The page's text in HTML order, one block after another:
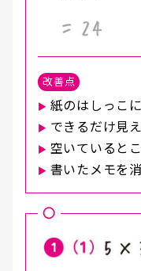
改善点
▶︎ 紙のはしっこ
▶︎ できるだけ見
▶︎ 空いていると
▶︎ 書いたメモを消
○